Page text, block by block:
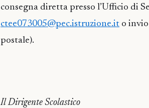
consegna diretta presso l’Ufficio di
ctee073005@pec.istruzione.it o
postale).
Il Dirigente Scolastico